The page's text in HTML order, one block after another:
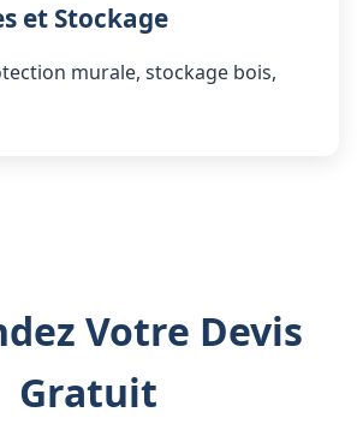
et Stockage
murale, stockage bois,
Votre Devis
Gratuit